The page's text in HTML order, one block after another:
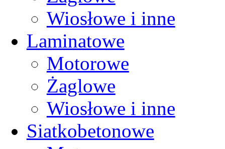
Wiosłowe i inne
Laminatowe
Motorowe
Żaglowe
Wiosłowe i inne
Siatkobetonowe